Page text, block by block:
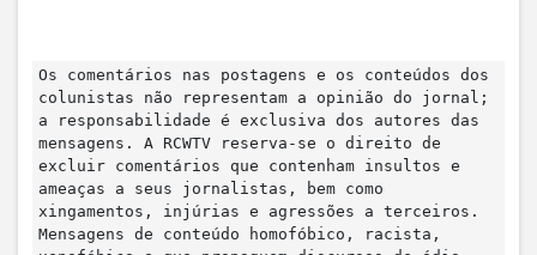
Os comentários nas postagens e os conteúdos dos
colunistas não representam a opinião do jornal;
a responsabilidade é exclusiva dos autores das
mensagens. A RCWTV reserva-se o direito de
excluir comentários que contenham insultos e
ameaças a seus jornalistas, bem como
xingamentos, injúrias e agressões a terceiros.
Mensagens de conteúdo homofóbico, racista,